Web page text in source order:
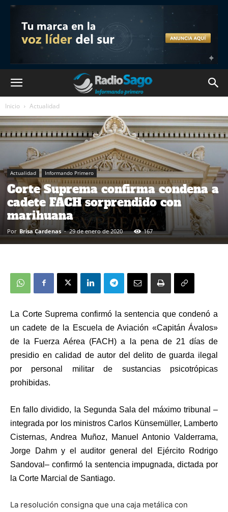
Inicio Actualidad
Actualidad Informando Primero
Corte Suprema confirma condena a
cadete FACH sorprendido con
marihuana
Por Brisa Cardenas - 29 de enero de 2020 167
La Corte Suprema confirmó la sentencia que condenó a
un cadete de la Escuela de Aviación «Capitán Ávalos»
de la Fuerza Aérea (FACH) a la pena de 21 días de
presidio en calidad de autor del delito de guarda ilegal
por personal militar de sustancias psicotrópicas
prohibidas.
En fallo dividido, la Segunda Sala del máximo tribunal –
integrada por los ministros Carlos Künsemüller, Lamberto
Cisternas, Andrea Muñoz, Manuel Antonio Valderrama,
Jorge Dahm y el auditor general del Ejército Rodrigo
Sandoval– confirmó la sentencia impugnada, dictada por
la Corte Marcial de Santiago.
La resolución consigna que una caja metálica con